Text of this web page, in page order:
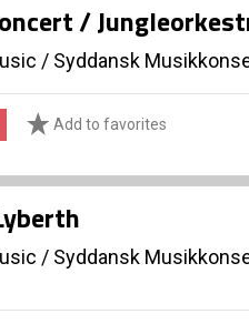
/
/ Syddansk
Add to favorites
/ Syddansk